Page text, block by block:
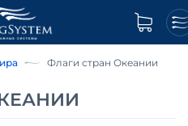
Флаги стран Океании